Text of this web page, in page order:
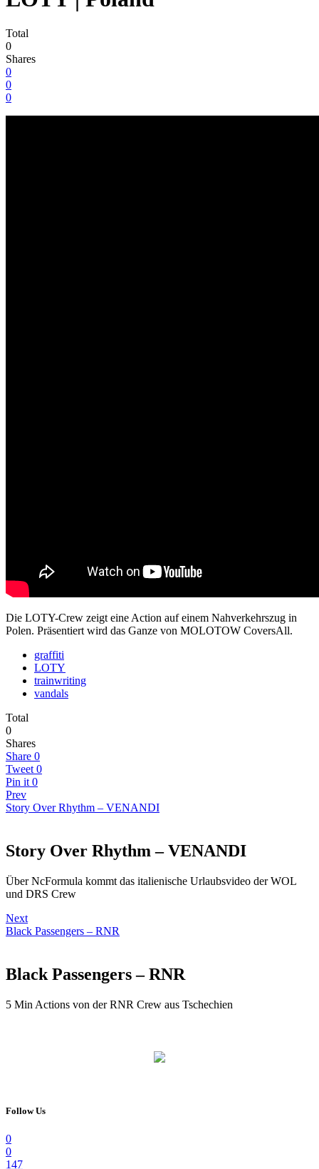
Total
0
Shares
0
0
0
Die LOTY-Crew zeigt eine Action auf einem Nahverkehrszug in
Polen. Präsentiert wird das Ganze von MOLOTOW CoversAll.
graffiti
LOTY
trainwriting
vandals
Total
0
Shares
Share 0
Tweet 0
Pin it 0
Prev
Story Over Rhythm – VENANDI
Story Over Rhythm – VENANDI
Über NcFormula kommt das italienische Urlaubsvideo der WOL
und DRS Crew
Next
Black Passengers – RNR
Black Passengers – RNR
5 Min Actions von der RNR Crew aus Tschechien
Follow Us
0
0
147